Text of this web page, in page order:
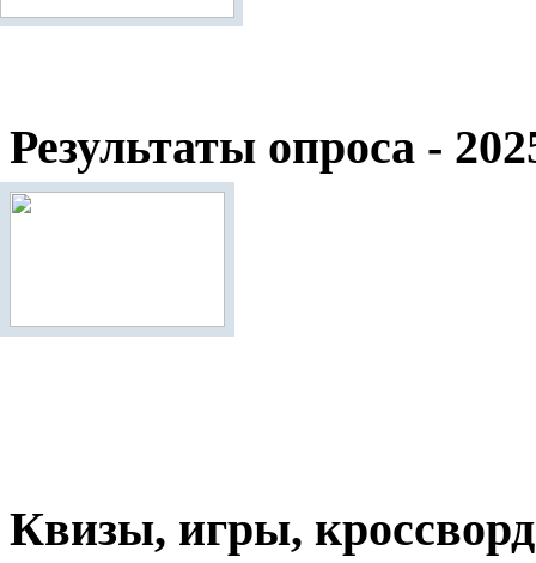
Результаты опроса -
Квизы, игры,